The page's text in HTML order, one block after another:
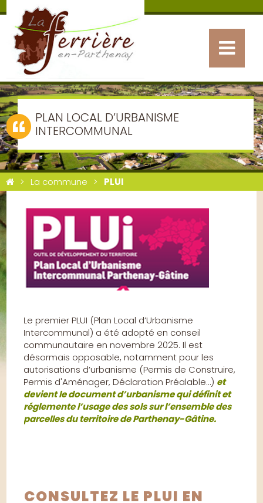
PLAN LOCAL D’URBANISME
INTERCOMMUNAL
La commune PLUI
Le premier PLUI (Plan Local d’Urbanisme
Intercommunal) a été adopté en conseil
communautaire en novembre 2025. Il est
désormais opposable, notamment pour les
autorisations d’urbanisme (Permis de Construire,
Permis d'Aménager, Déclaration Préalable…) et
devient le document d’urbanisme qui définit et
réglemente l’usage des sols sur l’ensemble des
parcelles du territoire de Parthenay-Gâtine.
CONSULTEZ LE PLUI EN